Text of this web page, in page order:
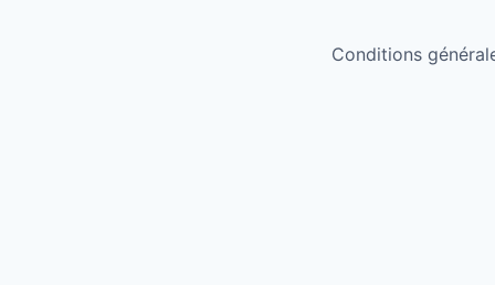
Conditions